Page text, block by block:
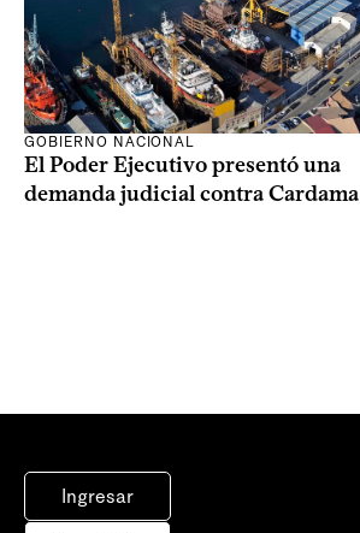
GOBIERNO NACIONAL
El Poder Ejecutivo presentó una
demanda judicial contra Cardama
Ingresar